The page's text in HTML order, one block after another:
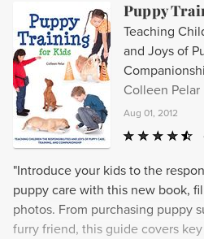
Puppy
Teaching
and Joys of
Colleen Pelar
Aug 01, 2012
"Introduce your kids to the
puppy care with this new book,
photos. From purchasing puppy
furry friend, this guide covers